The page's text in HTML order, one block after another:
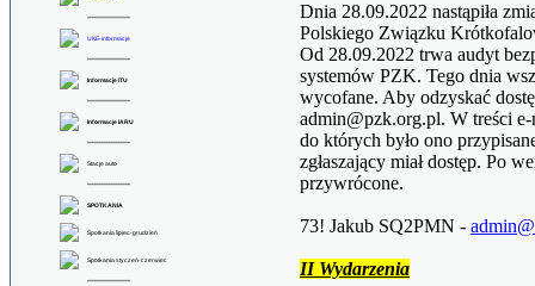
******************
UKE-informacje
******************
Informacje ITU
******************
Informacje IARU
******************
Stacje auto
******************
SPOTKANIA
Spotkania lipiec-grudzień
Spotkania styczeń-czerwiec
******************
Dnia 28.09.2022 nastąpiła
Polskiego Związku
Od 28.09.2022 trwa audyt
systemów PZK. Tego dnia
wycofane. Aby odzyskać
admin@pzk.org.pl. W treści
do których było ono
zgłaszający miał dostęp. Po
przywrócone.
73! Jakub SQ2PMN -
II Wydarzenia